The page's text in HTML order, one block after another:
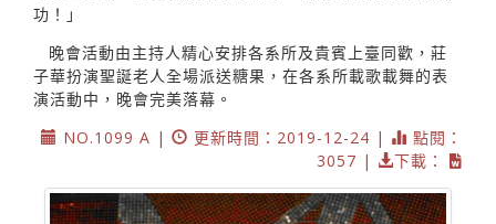
功！」
晚會活動由主持人精心安排各系所及貴賓上臺同歡，莊
子華扮演聖誕老人全場派送糖果，在各系所載歌載舞的表
演活動中，晚會完美落幕。
NO.1099 A |
更新時間：2019-12-24 |
點閱：
3057 |
下載：